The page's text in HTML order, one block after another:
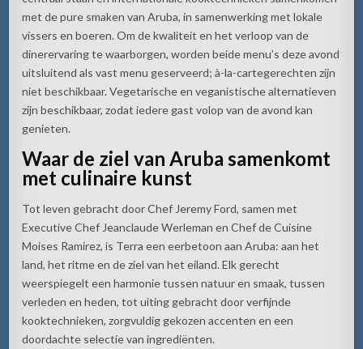
met de pure smaken van Aruba, in samenwerking met lokale
vissers en boeren. Om de kwaliteit en het verloop van de
dinerervaring te waarborgen, worden beide menu’s deze avond
uitsluitend als vast menu geserveerd; à-la-cartegerechten zijn
niet beschikbaar. Vegetarische en veganistische alternatieven
zijn beschikbaar, zodat iedere gast volop van de avond kan
genieten.
Waar de ziel van Aruba samenkomt
met culinaire kunst
Tot leven gebracht door Chef Jeremy Ford, samen met
Executive Chef Jeanclaude Werleman en Chef de Cuisine
Moises Ramirez, is Terra een eerbetoon aan Aruba: aan het
land, het ritme en de ziel van het eiland. Elk gerecht
weerspiegelt een harmonie tussen natuur en smaak, tussen
verleden en heden, tot uiting gebracht door verfijnde
kooktechnieken, zorgvuldig gekozen accenten en een
doordachte selectie van ingrediënten.